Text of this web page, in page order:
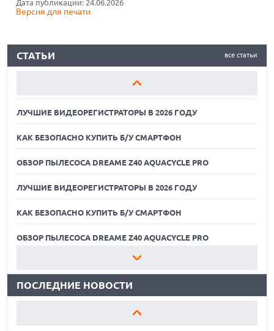
Дата публикации: 24.06.2026
Версия для печати
все статьи
СТАТЬИ
ОБЗОР ПЫЛЕСОСА DREAME Z40 AQUACYCLE PRO
ОБЗОР ПЫЛЕСОСА DREAME Z40 AQUACYCLE PRO
ЛУЧШИЕ ВИДЕОРЕГИСТРАТОРЫ В 2026 ГОДУ
КАК БЕЗОПАСНО КУПИТЬ Б/У СМАРТФОН
ОБЗОР ПЫЛЕСОСА DREAME Z40 AQUACYCLE PRO
ЛУЧШИЕ ВИДЕОРЕГИСТРАТОРЫ В 2026 ГОДУ
КАК БЕЗОПАСНО КУПИТЬ Б/У СМАРТФОН
ОБЗОР ПЫЛЕСОСА DREAME Z40 AQUACYCLE PRO
ЛУЧШИЕ ВИДЕОРЕГИСТРАТОРЫ В 2026 ГОДУ
КАК БЕЗОПАСНО КУПИТЬ Б/У СМАРТФОН
ОБЗОР ПЫЛЕСОСА DREAME Z40 AQUACYCLE PRO
ПОСЛЕДНИЕ НОВОСТИ
06.08.2026
ОПЕРАТОРОМ ИНДУСТРИИ РОБОТАКСИ
06.08.2026
ТОЛЩИНОЙ 4,7 ММ И 12" OLED МАТРИЦЕЙ